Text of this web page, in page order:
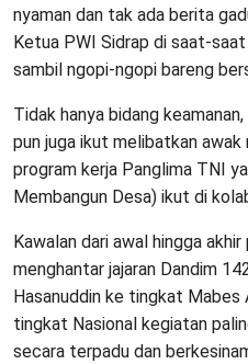
nyaman dan tak ada berita
Ketua PWI Sidrap di saat-
sambil ngopi-ngopi bareng
Tidak hanya bidang
pun juga ikut melibatkan awak
program kerja Panglima TNI
Membangun Desa) ikut di
Kawalan dari awal hingga
menghantar jajaran Dandim
Hasanuddin ke tingkat Mabes
tingkat Nasional kegiatan
secara terpadu dan